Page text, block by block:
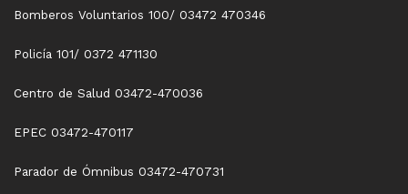
Bomberos Voluntarios 100/ 03472 470346
Policía 101/ 0372 471130
Centro de Salud 03472-470036
EPEC 03472-470117
Parador de Ómnibus 03472-470731